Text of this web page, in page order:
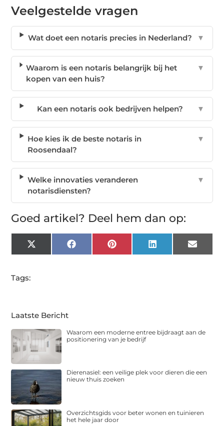
Veelgestelde vragen
Wat doet een notaris precies in Nederland? ▼
Waarom is een notaris belangrijk bij het
kopen van een huis?
▼
Kan een notaris ook bedrijven helpen? ▼
Hoe kies ik de beste notaris in
Roosendaal?
▼
Welke innovaties veranderen
notarisdiensten?
▼
Goed artikel? Deel hem dan op:
X
(Twitter)
FacebookPinterest LinkedIn Email
Tags:
Laatste Bericht
Waarom een moderne entree bijdraagt aan de
positionering van je bedrijf
Dierenasiel: een veilige plek voor dieren die een
nieuw thuis zoeken
Overzichtsgids voor beter wonen en tuinieren
het hele jaar door